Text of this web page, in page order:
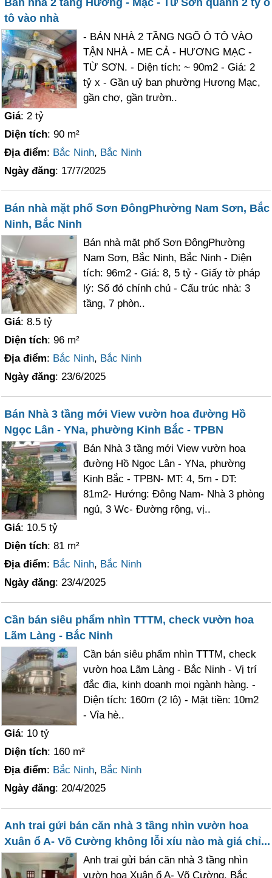
Bán nhà 2 tầng Hương - Mạc - Từ Sơn quanh 2 tỷ ô
tô vào nhà
- BÁN NHÀ 2 TẦNG NGÕ Ô TÔ VÀO
TẬN NHÀ - ME CẢ - HƯƠNG MẠC -
TỪ SƠN. - Diện tích: ~ 90m2 - Giá: 2
tỷ x - Gần uỷ ban phường Hương Mạc,
gần chợ, gần trườn..
Giá: 2 tỷ
Diện tích: 90 m²
Địa điểm: Bắc Ninh, Bắc Ninh
Ngày đăng: 17/7/2025
Bán nhà mặt phố Sơn ĐôngPhường Nam Sơn, Bắc
Ninh, Bắc Ninh
Bán nhà mặt phố Sơn ĐôngPhường
Nam Sơn, Bắc Ninh, Bắc Ninh - Diện
tích: 96m2 - Giá: 8, 5 tỷ - Giấy tờ pháp
lý: Sổ đỏ chính chủ - Cấu trúc nhà: 3
tầng, 7 phòn..
Giá: 8.5 tỷ
Diện tích: 96 m²
Địa điểm: Bắc Ninh, Bắc Ninh
Ngày đăng: 23/6/2025
Bán Nhà 3 tầng mới View vườn hoa đường Hồ
Ngọc Lân - YNa, phường Kinh Bắc - TPBN
Bán Nhà 3 tầng mới View vườn hoa
đường Hồ Ngọc Lân - YNa, phường
Kinh Bắc - TPBN- MT: 4, 5m - DT:
81m2- Hướng: Đông Nam- Nhà 3 phòng
ngủ, 3 Wc- Đường rộng, vị..
Giá: 10.5 tỷ
Diện tích: 81 m²
Địa điểm: Bắc Ninh, Bắc Ninh
Ngày đăng: 23/4/2025
Cần bán siêu phẩm nhìn TTTM, check vườn hoa
Lãm Làng - Bắc Ninh
Cần bán siêu phẩm nhìn TTTM, check
vườn hoa Lãm Làng - Bắc Ninh - Vị trí
đắc địa, kinh doanh mọi ngành hàng. -
Diện tích: 160m (2 lô) - Mặt tiền: 10m2
- Vỉa hè..
Giá: 10 tỷ
Diện tích: 160 m²
Địa điểm: Bắc Ninh, Bắc Ninh
Ngày đăng: 20/4/2025
Anh trai gửi bán căn nhà 3 tầng nhìn vườn hoa
Xuân ổ A- Võ Cường không lỗi xíu nào mà giá chỉ...
Anh trai gửi bán căn nhà 3 tầng nhìn
vườn hoa Xuân ổ A- Võ Cường, Bắc